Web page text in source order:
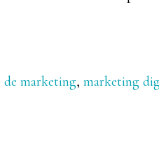
de marketing, marketing